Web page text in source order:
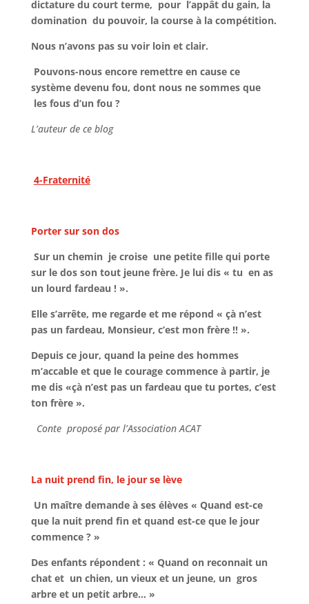
dictature du court terme, pour l’appât du gain, la
domination du pouvoir, la course à la compétition.
Nous n’avons pas su voir loin et clair.
Pouvons-nous encore remettre en cause ce
système devenu fou, dont nous ne sommes que
les fous d’un fou ?
L’auteur de ce blog
4-Fraternité
Porter sur son dos
Sur un chemin je croise une petite fille qui porte
sur le dos son tout jeune frère. Je lui dis « tu en as
un lourd fardeau ! ».
Elle s’arrête, me regarde et me répond « çà n’est
pas un fardeau, Monsieur, c’est mon frère !! ».
Depuis ce jour, quand la peine des hommes
m’accable et que le courage commence à partir, je
me dis «çà n’est pas un fardeau que tu portes, c’est
ton frère ».
Conte proposé par l’Association ACAT
La nuit prend fin, le jour se lève
Un maître demande à ses élèves « Quand est-ce
que la nuit prend fin et quand est-ce que le jour
commence ? »
Des enfants répondent : « Quand on reconnait un
chat et un chien, un vieux et un jeune, un gros
arbre et un petit arbre… »